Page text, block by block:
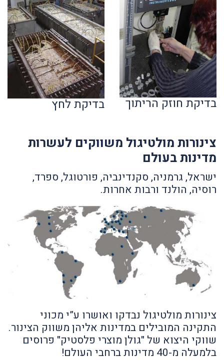
בדיקת חוזק הריתוך בדיקת לחץ
צינורות מולטיגול משווקים לעשרות
מדינות בעולם
ישראל, גרמניה, סקנדינביה, פורטוגל, ספרד,
רוסיה, הולנד ורבות אחרות.
צינורות מולטיגול נבדקו ואושרו ע”י מכוני
התקינה המובילים במדינות אליהן משווק הצינור.
שווקי היצוא של "גולן מוצרי פלסטיק" פרוסים
בלמעלה מ-40 מדינות ברחבי העולם!